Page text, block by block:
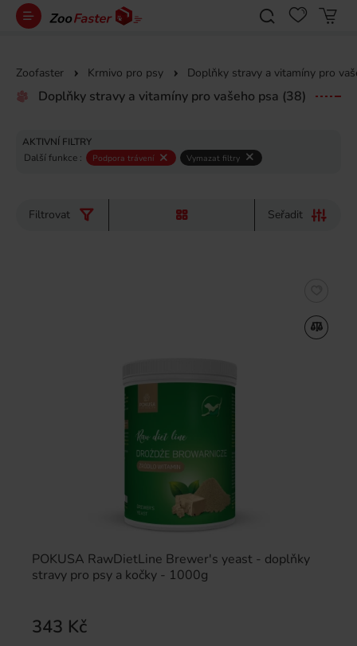
Zoofaster Krmivo pro psy Doplňky stravy a vitamíny pro
Doplňky stravy a vitamíny pro vašeho psa (38)
AKTIVNÍ FILTRY
Další funkce :
Podpora trávení Vymazat filtry
Filtrovat Seřadit
POKUSA RawDietLine Brewer's yeast - doplňky
stravy pro psy a kočky - 1000g
343 Kč